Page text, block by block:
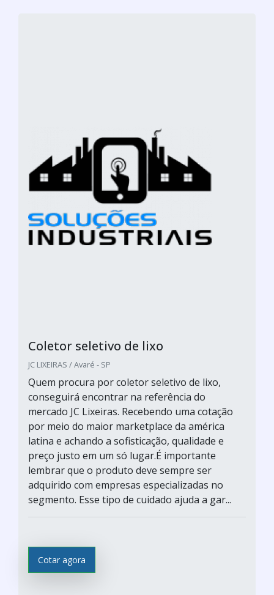
Coletor seletivo de lixo
JC LIXEIRAS / Avaré - SP
Quem procura por coletor seletivo de lixo,
conseguirá encontrar na referência do
mercado JC Lixeiras. Recebendo uma cotação
por meio do maior marketplace da américa
latina e achando a sofisticação, qualidade e
preço justo em um só lugar.É importante
lembrar que o produto deve sempre ser
adquirido com empresas especializadas no
segmento. Esse tipo de cuidado ajuda a gar...
Cotar agora